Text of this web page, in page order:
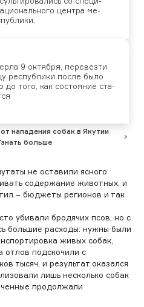
цен­тра ме­
9 ок­тября, пе­ревез­ти
рес­публи­ки пос­ле бы­ло
до то­го, как сос­то­яние ста­
нападения собак в Якутии
больше
не оставили ясного
содержание животных, и
– бюджеты регионов и так
убивали бродячих псов, но с
большие расходы: нужны были
живых собак,
отлов подскочили с
тысяч, и результат оказался
лишь несколько собак
продолжали